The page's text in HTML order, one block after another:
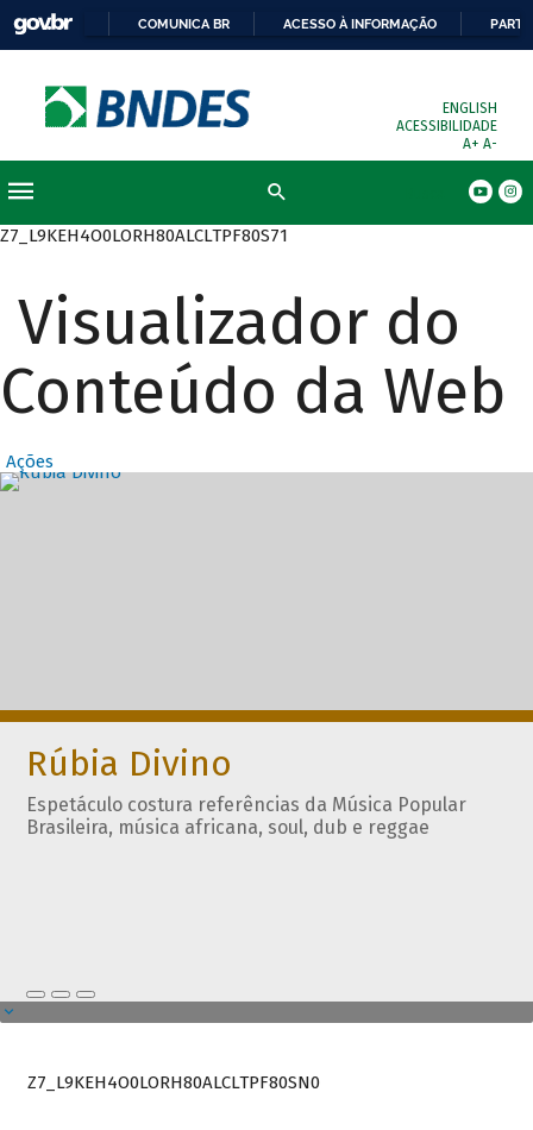
COMUNICA BR ACESSO À INFORMAÇÃO
ENGLISH
ACESSIBILIDADE
A+ A-
Z7_L9KEH4O0LORH80ALCLTPF80S71
Visualizador do
Conteúdo da Web
Ações
Destaques
Rúbia Divino
Espetáculo costura referências da Música Popular
Brasileira, música africana, soul, dub e reggae
Z7_L9KEH4O0LORH80ALCLTPF80SN0